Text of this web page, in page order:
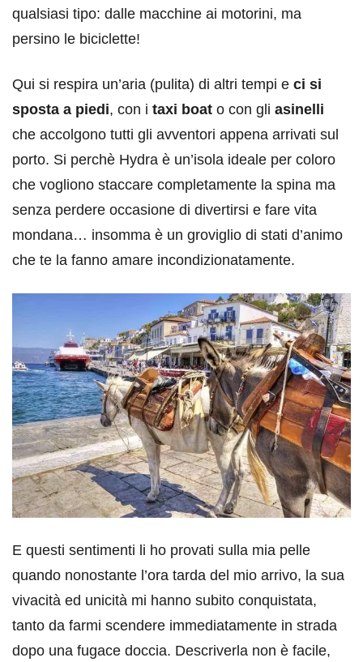
qualsiasi tipo: dalle macchine ai motorini, ma
persino le biciclette!
Qui si respira un’aria (pulita) di altri tempi e ci si
sposta a piedi, con i taxi boat o con gli asinelli
che accolgono tutti gli avventori appena arrivati sul
porto. Si perchè Hydra è un’isola ideale per coloro
che vogliono staccare completamente la spina ma
senza perdere occasione di divertirsi e fare vita
mondana… insomma è un groviglio di stati d’animo
che te la fanno amare incondizionatamente.
E questi sentimenti li ho provati sulla mia pelle
quando nonostante l’ora tarda del mio arrivo, la sua
vivacità ed unicità mi hanno subito conquistata,
tanto da farmi scendere immediatamente in strada
dopo una fugace doccia. Descriverla non è facile,